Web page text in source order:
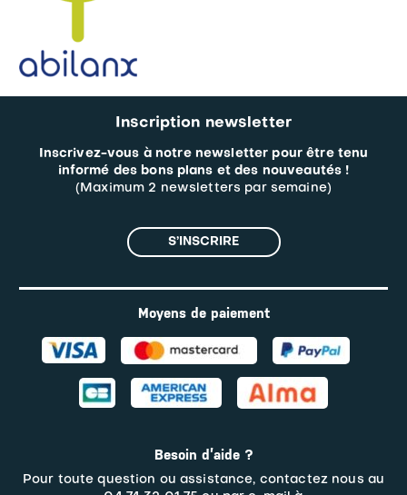
Inscription newsletter
Inscrivez-vous à notre newsletter pour être tenu
informé des bons plans et des nouveautés !
(Maximum 2 newsletters par semaine)
S’INSCRIRE
Moyens de paiement
Besoin d’aide ?
Pour toute question ou assistance, contactez nous au